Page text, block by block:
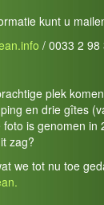
kunt u
/ 0033 2 98
plek
en drie gîtes
is genomen in
zag?
we tot nu toe